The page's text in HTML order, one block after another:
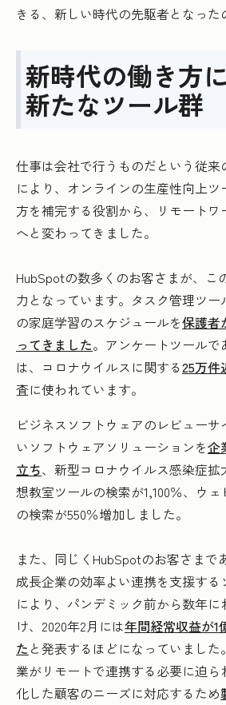
きる、新しい時代の先駆者となった
新時代の働き方
新たなツール群
仕事は会社で行うものだという従来
により、オンラインの生産性向上ツ
方を補完する役割から、リモート
へと変わってきました。
HubSpotの数多くのお客さまが、こ
力となっています。タスク管理ツー
の家庭学習のスケジュールを保護者
ってきました。アンケートツールで
は、コロナウイルスに関する25万件
査に使われています。
ビジネスソフトウェアのレビューサ
いソフトウェアソリューションを企
立ち、新型コロナウイルス感染症
想教室ツールの検索が1,100％、ウ
の検索が550％増加しました。
また、同じくHubSpotのお客さまで
成長企業の効率よい連携を支援す
により、パンデミック前から数年
け、2020年2月には年間経常収益が1
た と発表するほどになっていまし
業がリモートで連携する必要に迫
化した顧客のニーズに対応するため